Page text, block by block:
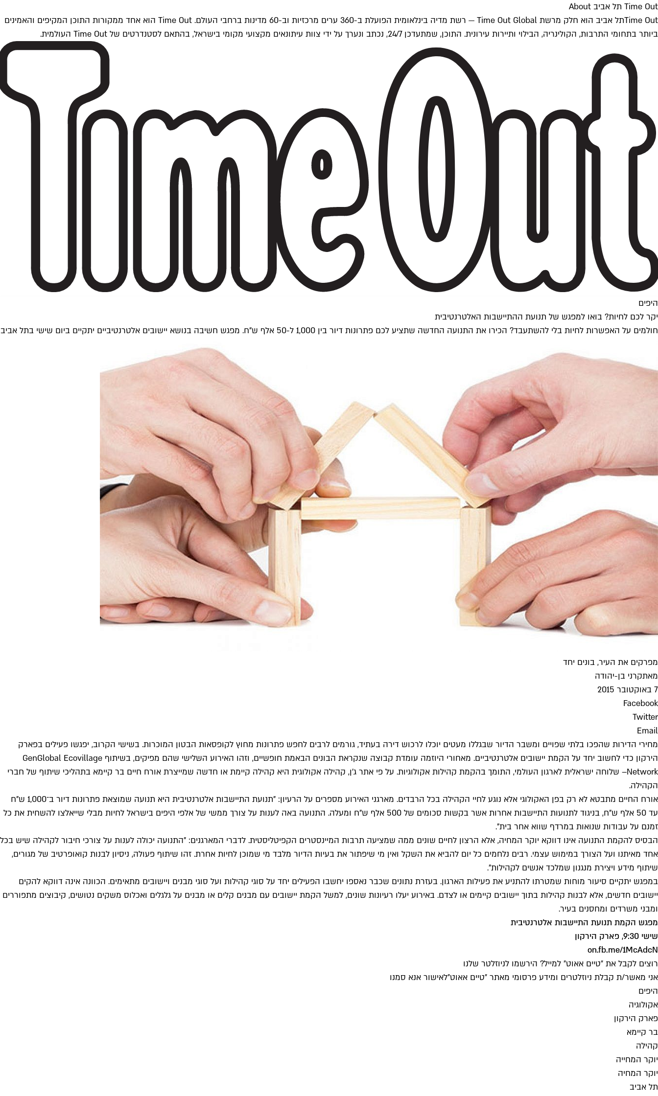
Time Out תל אביב About
Time Outתל אביב הוא חלק מרשת Time Out Global — רשת מדיה בינלאומית הפועלת ב-360 ערים מרכזיות וב-60 מדינות ברחבי העולם. Time Out הוא אחד ממקורות התוכן המקיפים והאמינים
ביותר בתחומי התרבות, הקולינריה, הבילוי ותיירות עירונית. התוכן, שמתעדכן 24/7, נכתב ונערך על ידי צוות עיתונאים מקצועי מקומי בישראל, בהתאם לסטנדרטים של Time Out העולמית.
היפים
יקר לכם לחיות? בואו למפגש של תנועת ההתיישבות האלטרנטיבית
חולמים על האפשרות לחיות בלי להשתעבד? הכירו את התנועה החדשה שתציע לכם פתרונות דיור בין 1,000 ל-50 אלף ש"ח. מפגש חשיבה בנושא יישובים אלטרנטיביים יתקיים ביום שישי בתל אביב
מפרקים את העיר, בונים יחד
מאתקרני בן-יהודה
7 באוקטובר 2015
Facebook
Twitter
Email
מחירי הדירות שהפכו בלתי שפויים ומשבר הדיור שבגללו מעטים יוכלו לרכוש דירה בעתיד, גורמים לרבים לחפש פתרונות מחוץ לקופסאות הבטון המוכרות. בשישי הקרוב, יפגשו פעילים בפארק
הירקון כדי לחשוב יחד על הקמת יישובים אלטרנטיביים. מאחורי היוזמה עומדת קבוצה שנקראת הבונים הבאמת חופשיים, וזהו האירוע השלישי שהם מפיקים, בשיתוף Gen Global Ecovillage
Network– שלוחה ישראלית לארגון העולמי, התומך בהקמת קהילות אקולוגיות. על פי אתר ג'ן, קהילה אקולוגית היא קהילה קיימת או חדשה שמייצרת אורח חיים בר קיימא בתהליכי שיתוף של חברי
הקהילה.
אורח החיים מתבטא לא רק בפן האקולוגי אלא נוגע לחיי הקהילה בכל הרבדים. מארגני האירוע מספרים על הרעיון: "תנועת התיישבות אלטרנטיבית היא תנועה שמוצאת פתרונות דיור ב־1,000 ש"ח
עד 50 אלף ש"ח, בניגוד לתנועות התיישבות אחרות אשר בקשות סכומים של 500 אלף ש"ח ומעלה. התנועה באה לענות על צורך ממשי של אלפי היפים בישראל לחיות מבלי שייאלצו להשחית את כל
זמנם על עבודות שנואות במרדף שווא אחר בית".
הבסיס להקמת התנועה אינו דווקא יוקר המחיה, אלא הרצון לחיים שונים ממה שמציעה תרבות המיינסטרים הקפיטליסטית. לדברי המארגנים: "התנועה יכולה לענות על צורכי חיבור לקהילה שיש בכל
אחד מאיתנו ועל הצורך במימוש עצמי. רבים נלחמים כל יום להביא את השקל ואין מי שיפתור את בעיות הדיור מלבד מי שמוכן לחיות אחרת. זהו שיתוף פעולה, ניסיון לבנות קואופרטיב של מגורים,
שיתוף מידע ויצירת מנגנון שמלכד אנשים לקהילות".
במפגש יתקיים סיעור מוחות שמטרתו להתניע את פעילות הארגון. בעזרת נתונים שכבר נאספו יחשבו הפעילים יחד על סוגי קהילות ועל סוגי מבנים ויישובים מתאימים. הכוונה אינה דווקא להקים
יישובים חדשים, אלא לבנות קהילות בתוך יישובים קיימים או לצדם. באירוע יעלו רעיונות שונים, למשל הקמת יישובים עם מבנים קלים או מבנים על גלגלים ואכלוס משקים נטושים, קיבוצים מתפוררים
ומבני משרדים ומחסנים בעיר.
מפגש הקמת תנועת התיישבות אלטרנטיבית
שישי 9:30, פארק הירקון
on.fb.me/1McAdcN
רוצים לקבל את ״טיים אאוט״ למייל? הירשמו לניוזלטר שלנו
אני מאשר/ת קבלת ניוזלטרים ומידע פרסומי מאתר ״טיים אאוט״לאישור אנא סמנו
היפים
אקולוגיה
פארק הירקון
בר קיימא
קהילה
יוקר המחייה
יוקר המחיה
תל אביב